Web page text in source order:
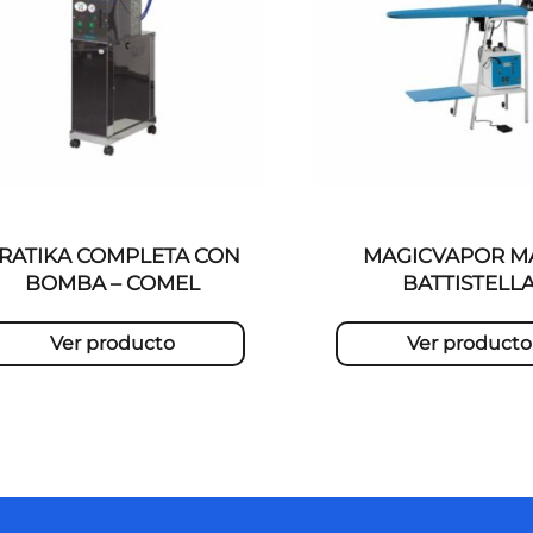
COMPLETA CON
BOMBA – COMEL
Ver producto
MAGICVAPOR
Ver producto